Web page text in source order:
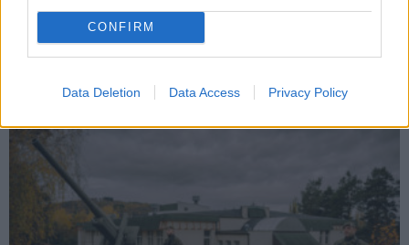
CONFIRM
Data Deletion Data Access Privacy Policy
redakce - 13. 5. 2024
JINCE - Slavnostní nástup u 13. dělostřeleckého pluku zahájil oslavy
Dne vítězství v Jincích. Vojáci a obyvatelé městysu si připomněli rok